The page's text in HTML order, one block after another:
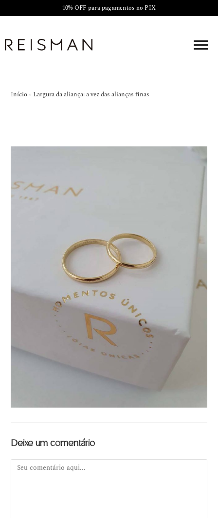
10% OFF para pagamentos no PIX
Início » Largura da aliança: a vez das alianças finas
Deixe um comentário